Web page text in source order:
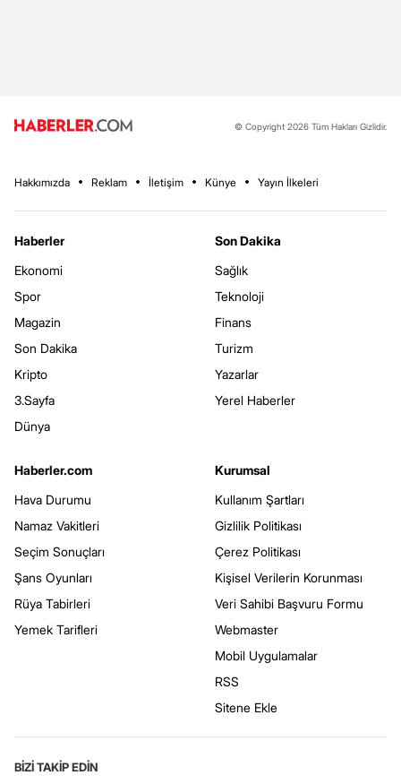
© Copyright 2026 Tüm Hakları Gizlidir.
Hakkımızda Reklam İletişim Künye Yayın İlkeleri
Haberler
Ekonomi
Spor
Magazin
Son Dakika
Kripto
3.Sayfa
Dünya
Son Dakika
Sağlık
Teknoloji
Finans
Turizm
Yazarlar
Yerel Haberler
Haberler.com
Hava Durumu
Namaz Vakitleri
Seçim Sonuçları
Şans Oyunları
Rüya Tabirleri
Yemek Tarifleri
Kurumsal
Kullanım Şartları
Gizlilik Politikası
Çerez Politikası
Kişisel Verilerin Korunması
Veri Sahibi Başvuru Formu
Webmaster
Mobil Uygulamalar
RSS
Sitene Ekle
BİZİ TAKİP EDİN